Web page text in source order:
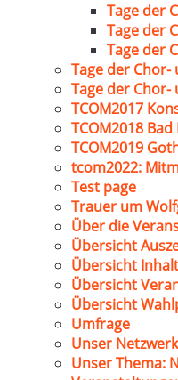
Tage der
Tage der
Tage der
Tage der
Tage der
TCOM2017
TCOM2018
TCOM2019
tcom2022:
Test page
Trauer um
Über die
Übersicht
Übersicht
Übersicht
Übersicht
Umfrage
Unser Netzwerk
Unser Thema: